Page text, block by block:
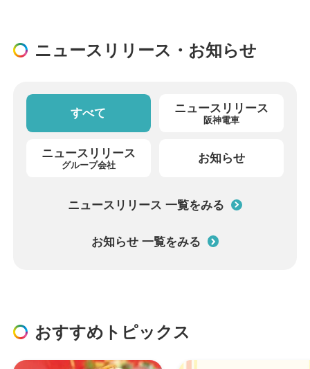
ニュースリリース・お知らせ
すべて ニュースリリース
阪神電車
ニュースリリース
グループ会社 お知らせ
ニュースリリース 一覧をみる
お知らせ 一覧をみる
おすすめトピックス